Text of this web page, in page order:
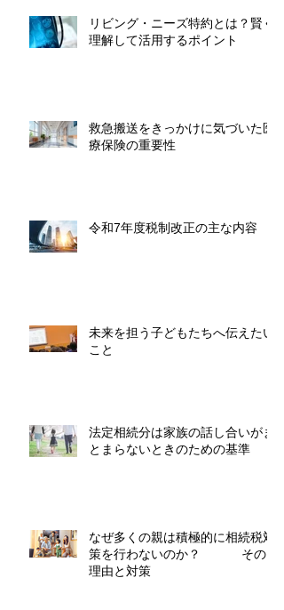
リビング・ニーズ特約とは？賢く
理解して活用するポイント
救急搬送をきっかけに気づいた医
療保険の重要性
令和7年度税制改正の主な内容
未来を担う子どもたちへ伝えたい
こと
法定相続分は家族の話し合いがま
とまらないときのための基準
なぜ多くの親は積極的に相続税対
策を行わないのか？ その
理由と対策